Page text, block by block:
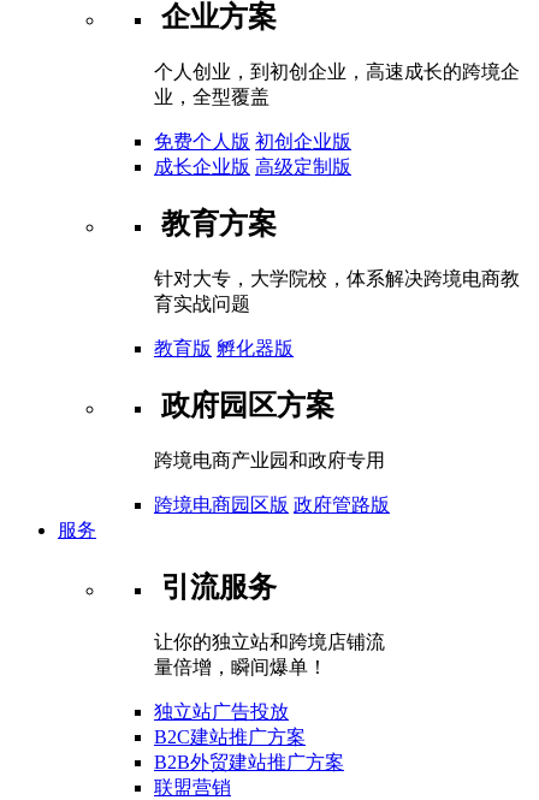
企业方案
个人创业，到初创企业，高速成长的跨境企
业，全型覆盖
免费个人版 初创企业版
成长企业版 高级定制版
教育方案
针对大专，大学院校，体系解决跨境电商教
育实战问题
教育版 孵化器版
政府园区方案
跨境电商产业园和政府专用
跨境电商园区版 政府管路版
服务
引流服务
让你的独立站和跨境店铺流
量倍增，瞬间爆单！
独立站广告投放
B2C建站推广方案
B2B外贸建站推广方案
联盟营销